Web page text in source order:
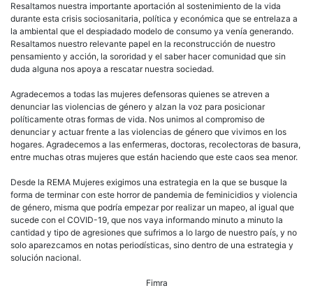
Resaltamos nuestra importante aportación al sostenimiento de la vida
durante esta crisis sociosanitaria, política y económica que se entrelaza a
la ambiental que el despiadado modelo de consumo ya venía generando.
Resaltamos nuestro relevante papel en la reconstrucción de nuestro
pensamiento y acción, la sororidad y el saber hacer comunidad que sin
duda alguna nos apoya a rescatar nuestra sociedad.
Agradecemos a todas las mujeres defensoras quienes se atreven a
denunciar las violencias de género y alzan la voz para posicionar
políticamente otras formas de vida. Nos unimos al compromiso de
denunciar y actuar frente a las violencias de género que vivimos en los
hogares. Agradecemos a las enfermeras, doctoras, recolectoras de basura,
entre muchas otras mujeres que están haciendo que este caos sea menor.
Desde la REMA Mujeres exigimos una estrategia en la que se busque la
forma de terminar con este horror de pandemia de feminicidios y violencia
de género, misma que podría empezar por realizar un mapeo, al igual que
sucede con el COVID-19, que nos vaya informando minuto a minuto la
cantidad y tipo de agresiones que sufrimos a lo largo de nuestro país, y no
solo aparezcamos en notas periodísticas, sino dentro de una estrategia y
solución nacional.
Fimra